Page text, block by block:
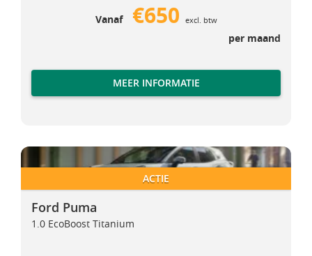
Vanaf €650 excl. btw
per maand
MEER INFORMATIE
Ford Puma
Ford Puma
ACTIE
Ford Puma
1.0 EcoBoost Titanium